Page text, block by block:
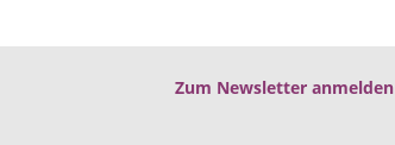
Zum Newsletter anmelden